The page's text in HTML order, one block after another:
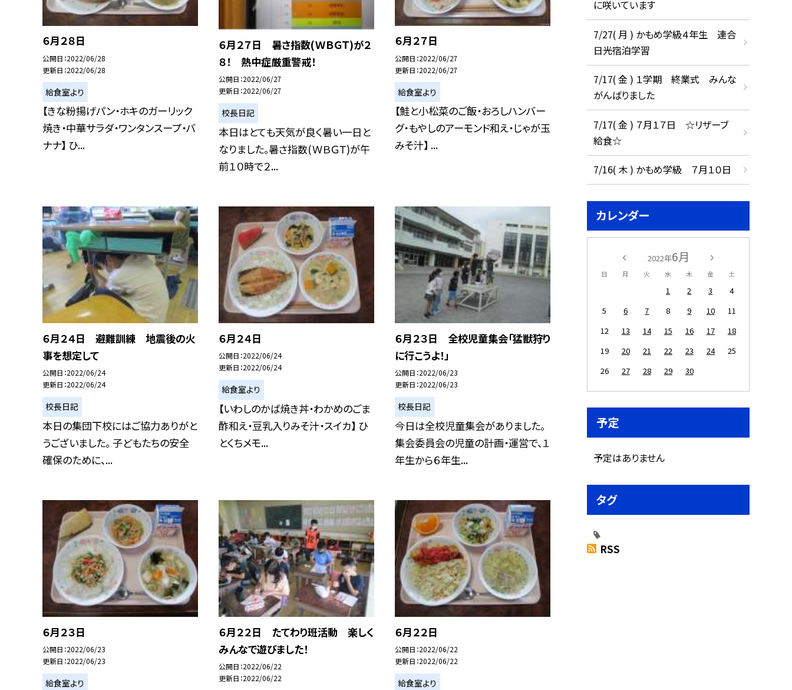
６月２８日
公開日 2022/06/28
更新日 2022/06/28
給食室より
【きな粉揚げパン・ホキのガーリック
焼き・中華サラダ・ワンタンスープ・バ
ナナ】 ひ...
６月２７日 暑さ指数(ＷＢＧＴ)が２
８！ 熱中症厳重警戒！
公開日 2022/06/27
更新日 2022/06/27
校長日記
本日はとても天気が良く暑い一日と
なりました。暑さ指数(ＷＢＧＴ)が午
前１０時で２...
６月２７日
公開日 2022/06/27
更新日 2022/06/27
給食室より
【鮭と小松菜のご飯・おろしハンバー
グ・もやしのアーモンド和え・じゃが玉
みそ汁】 ...
６月２４日 避難訓練 地震後の火
事を想定して
公開日 2022/06/24
更新日 2022/06/24
校長日記
本日の集団下校にはご協力ありがと
うございました。 子どもたちの安全
確保のために、...
６月２４日
公開日 2022/06/24
更新日 2022/06/24
給食室より
【いわしのかば焼き丼・わかめのごま
酢和え・豆乳入りみそ汁・スイカ】 ひ
とくちメモ...
６月２３日 全校児童集会「猛獣狩り
に行こうよ！」
公開日 2022/06/23
更新日 2022/06/23
校長日記
今日は全校児童集会がありました。
集会委員会の児童の計画・運営で、１
年生から６年生...
６月２３日
公開日 2022/06/23
更新日 2022/06/23
給食室より
６月２２日 たてわり班活動 楽しく
みんなで遊びました！
公開日 2022/06/22
更新日 2022/06/22
６月２２日
公開日 2022/06/22
更新日 2022/06/22
給食室より
に咲いています
7/27( 月 ) かもめ学級４年生 連合
日光宿泊学習
7/17( 金 ) １学期 終業式 みんな
がんばりました
7/17( 金 ) ７月１７日 ☆リザーブ
給食☆
7/16( 木 ) かもめ学級 ７月１０日
カレンダー
2022年6月
日 月 火 水 木 金 土
1 2 3
4
5
6 7 8 9 10
11
12
13 14 15 16 17
18
19
20 21 22 23 24
25
26
27 28 29 30
予定
予定はありません
タグ
RSS